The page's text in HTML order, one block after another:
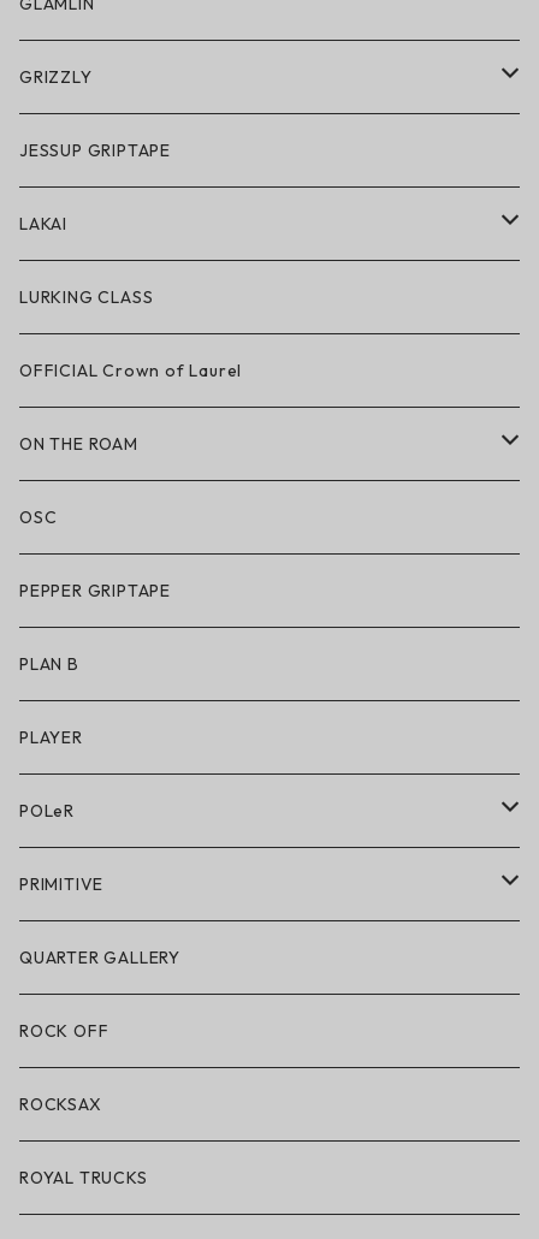
アクセサリー・小物
GRIZZLY
GRIZZLY × POLeR
アパレル
ハードグッズ
JESSUP GRIPTAPE
LAKAI
LAKAI × POLeR
LAKAI × CHOCOLATE
LAKAI × RIPNDIP
シューズ
アパレル
アクセサリー
キッズシューズ
LURKING CLASS
OFFICIAL Crown of Laurel
ON THE ROAM
アパレル
サングラス
アンダーウェア
シューズ
アクセサリー・小物
OSC
PEPPER GRIPTAPE
PLAN B
PLAYER
POLeR
POLeR × GRIZZLY
POLeR × LAKAI
アパレル
アクセサリー・小物
PRIMITIVE
アパレル
ハードグッズ
QUARTER GALLERY
ROCK OFF
ROCKSAX
ROYAL TRUCKS